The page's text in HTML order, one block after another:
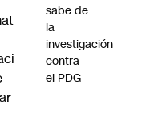
sabe de
la
investigación
contra
el PDG